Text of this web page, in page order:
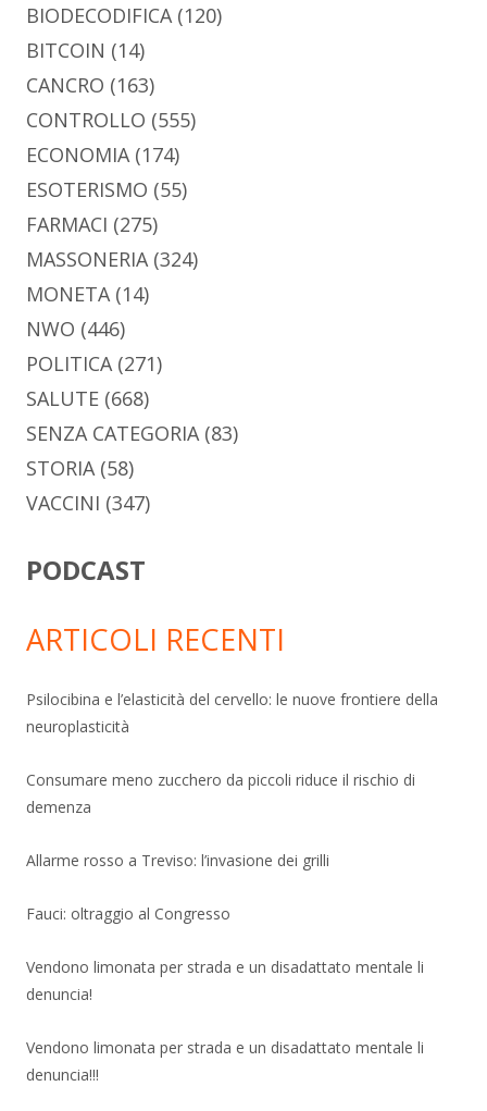
BIODECODIFICA(120)
BITCOIN (14)
CANCRO (163)
CONTROLLO (555)
ECONOMIA(174)
ESOTERISMO (55)
FARMACI (275)
MASSONERIA(324)
MONETA(14)
NWO (446)
POLITICA(271)
SALUTE (668)
SENZA CATEGORIA(83)
STORIA(58)
VACCINI (347)
PODCAST
ARTICOLI RECENTI
Psilocibina e l’elasticità del cervello: le nuove frontiere della
neuroplasticità
Consumare meno zucchero da piccoli riduce il rischio di
demenza
Allarme rosso a Treviso: l’invasione dei grilli
Fauci: oltraggio al Congresso
Vendono limonata per strada e un disadattato mentale li
denuncia!
Vendono limonata per strada e un disadattato mentale li
denuncia!!!